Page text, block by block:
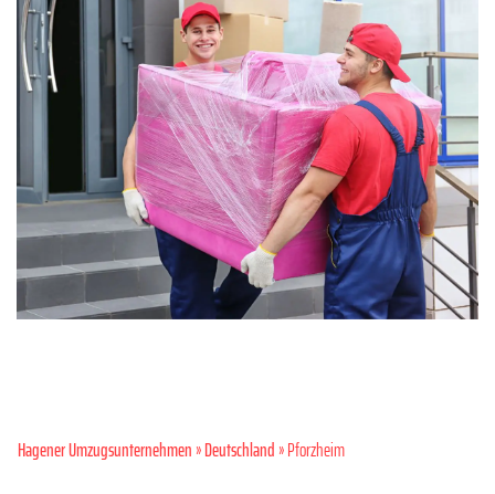
Hagener Umzugsunternehmen»Deutschland» Pforzheim